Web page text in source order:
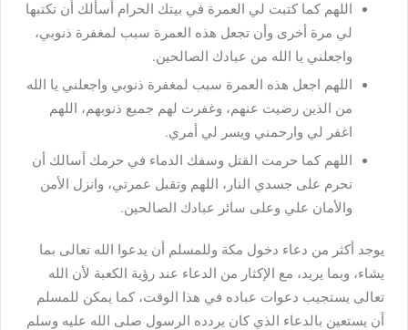
اللهم كما كتبت لي العمرة في بيتك الحرام أسألك أن تكتبها
لي مرة أخرى وأن تجعل هذه العمرة سبب لمغفرة ذنوبي،
واجعلني يا الله من عبادك الصالحين.
اللهم اجعل هذه العمرة سبب لمغفرة ذنوبي واجعلني يا الله
من الذين رضيت عنهم، وغفرت لهم جميع ذنوبهم، اللهم
اغفر لي وارحمني ويسر لي أمري.
اللهم كما حرمت القتل وسفك الدماء في حرمك أسالك أن
تحرم على جسدي النار، اللهم وتقبل عمرتي، وانزل الأمن
والأمان علي وعلى سائر عبادك الصالحين.
يوجد أكثر من دعاء دخول مكة وللمسلم أن يدعوا الله تعالى بما
يشاء، وبما يريد، مع الإكثار من الدعاء عند رؤية الكعبة لأن الله
تعالى يستجيب دعوات عباده في هذا الوقت، كما يمكن للمسلم
أن يستعين بالدعاء الذي كان يردده الرسول صلى الله عليه وسلم